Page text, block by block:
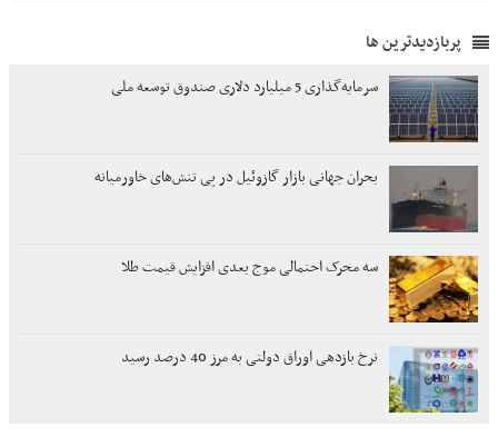
پربازدیدترین ها
سرمایه‌گذاری 5 میلیارد دلاری صندوق توسعه ملی
بحران جهانی بازار گازوئیل در پی تنش‌های خاورمیانه
سه محرک احتمالی موج بعدی افزایش قیمت طلا
نرخ بازدهی اوراق دولتی به مرز 40 درصد رسید